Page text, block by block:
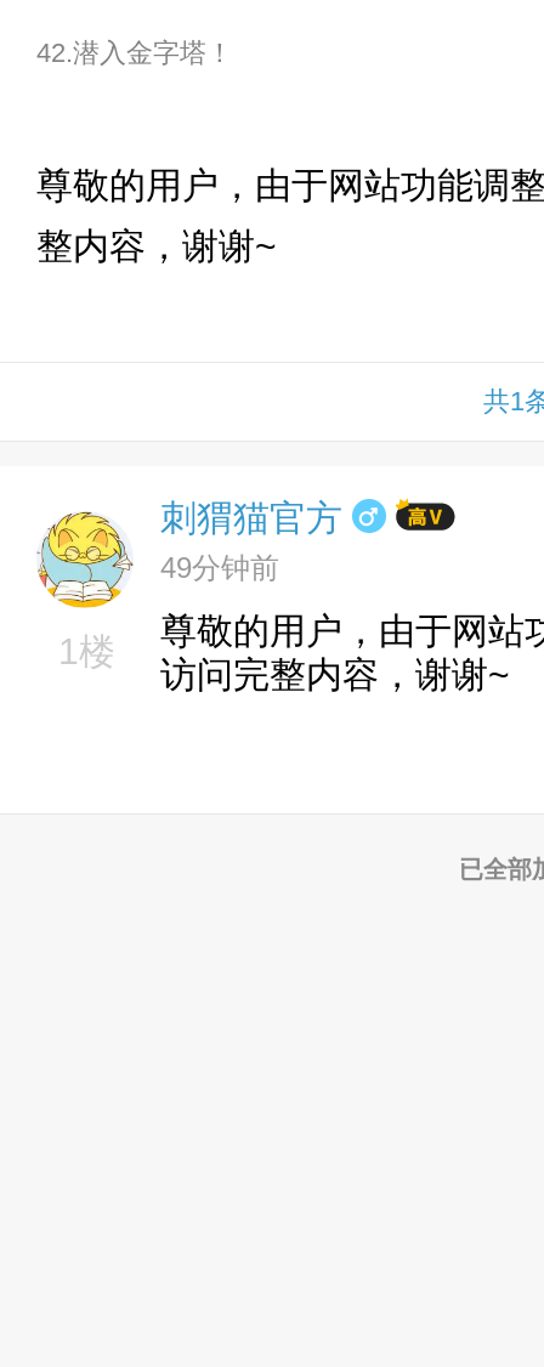
42.潜入金字塔！
尊敬的用户，由于网站功能调
整内容，谢谢~
共1
1楼
刺猬猫官方
49分钟前
尊敬的用户，由于网站
访问完整内容，谢谢~
已全部